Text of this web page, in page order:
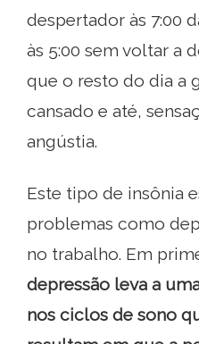
despertador às 7:00
às 5:00 sem voltar a
que o resto do dia a
cansado e até,
angústia.
Este tipo de insônia
problemas como
no trabalho. Em
depressão leva a
nos ciclos de sono